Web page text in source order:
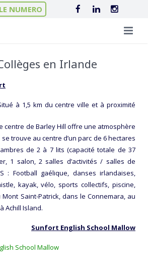
NUMERO
Savoie
Irlande
en Irlande
à 1,5 km du centre ville et à proximité
centre de Barley Hill offre une atmosphère
trouve au centre d’un parc de 6 hectares
de 2 à 7 lits (capacité totale de 37
1 salon, 2 salles d’activités / salles de
: Football gaélique, danses irlandaises,
kayak, vélo, sports collectifs, piscine,
Saint-Patrick, dans le Connemara, au
Achill Island.
Sunfort English School Mallow